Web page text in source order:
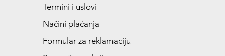
Termini i uslovi
Načini plaćanja
Formular za reklamaciju